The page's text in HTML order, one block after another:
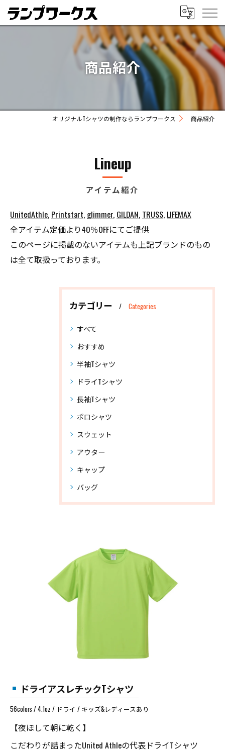
商品紹介
オリジナルTシャツの制作ならランプワークス 商品紹介
Lineup
アイテム紹介
UnitedAthle, Printstart, glimmer, GILDAN, TRUSS, LIFEMAX
全アイテム定価より40％OFFにてご提供
このページに掲載のないアイテムも上記ブランドのもの
は全て取扱っております。
カテゴリー Categories
すべて
おすすめ
半袖Tシャツ
ドライTシャツ
長袖Tシャツ
ポロシャツ
スウェット
アウター
キャップ
バッグ
ドライアスレチックTシャツ
56colors / 4.1oz / ドライ / キッズ&レディースあり
【夜ほして朝に乾く】
こだわりが詰まったUnited Athleの代表ドライTシャツ